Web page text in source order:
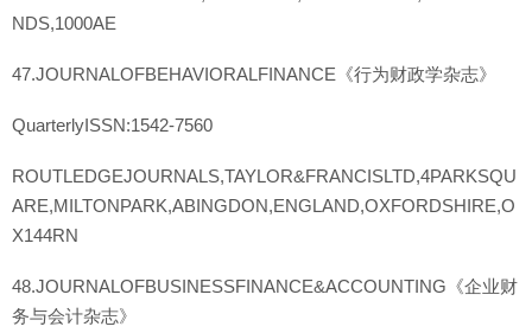
NDS,1000AE
47.JOURNALOFBEHAVIORALFINANCE《行为财政学杂志》
QuarterlyISSN:1542-7560
ROUTLEDGEJOURNALS,TAYLOR&FRANCISLTD,4PARKSQU
ARE,MILTONPARK,ABINGDON,ENGLAND,OXFORDSHIRE,O
X144RN
48.JOURNALOFBUSINESSFINANCE&ACCOUNTING《企业财
务与会计杂志》